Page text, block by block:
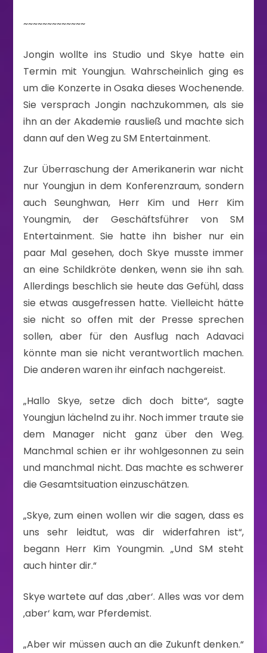
~~~~~~~~~~~~~
Jongin wollte ins Studio und Skye hatte ein
Termin mit Youngjun. Wahrscheinlich ging es
um die Konzerte in Osaka dieses Wochenende.
Sie versprach Jongin nachzukommen, als sie
ihn an der Akademie rausließ und machte sich
dann auf den Weg zu SM Entertainment.
Zur Überraschung der Amerikanerin war nicht
nur Youngjun in dem Konferenzraum, sondern
auch Seunghwan, Herr Kim und Herr Kim
Youngmin, der Geschäftsführer von SM
Entertainment. Sie hatte ihn bisher nur ein
paar Mal gesehen, doch Skye musste immer
an eine Schildkröte denken, wenn sie ihn sah.
Allerdings beschlich sie heute das Gefühl, dass
sie etwas ausgefressen hatte. Vielleicht hätte
sie nicht so offen mit der Presse sprechen
sollen, aber für den Ausflug nach Adavaci
könnte man sie nicht verantwortlich machen.
Die anderen waren ihr einfach nachgereist.
„Hallo Skye, setze dich doch bitte“, sagte
Youngjun lächelnd zu ihr. Noch immer traute sie
dem Manager nicht ganz über den Weg.
Manchmal schien er ihr wohlgesonnen zu sein
und manchmal nicht. Das machte es schwerer
die Gesamtsituation einzuschätzen.
„Skye, zum einen wollen wir die sagen, dass es
uns sehr leidtut, was dir widerfahren ist“,
begann Herr Kim Youngmin. „Und SM steht
auch hinter dir.“
Skye wartete auf das ‚aber‘. Alles was vor dem
‚aber‘ kam, war Pferdemist.
„Aber wir müssen auch an die Zukunft denken.“